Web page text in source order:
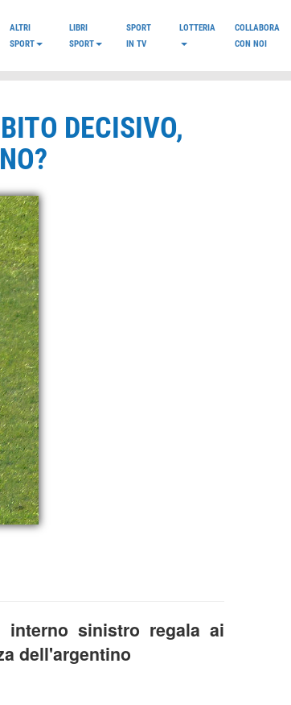
ALTRI
SPORT
LIBRI
SPORT
SPORT
IN TV
LOTTERIA
COLLABORA
CON NOI
DECISIVO,
sinistro regala ai
dell'argentino